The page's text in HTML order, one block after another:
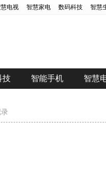
电视 智慧家电 数码科技 智慧
技 智能手机 智慧